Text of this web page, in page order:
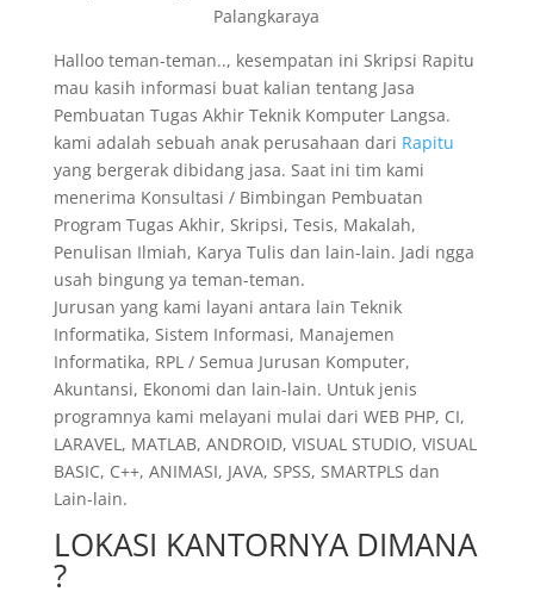
Halloo teman-teman.., kesempatan ini Skripsi Rapitu
mau kasih informasi buat kalian tentang Jasa
Pembuatan Tugas Akhir Teknik Komputer Langsa.
kami adalah sebuah anak perusahaan dari Rapitu
yang bergerak dibidang jasa. Saat ini tim kami
menerima Konsultasi / Bimbingan Pembuatan
Program Tugas Akhir, Skripsi, Tesis, Makalah,
Penulisan Ilmiah, Karya Tulis dan lain-lain. Jadi ngga
usah bingung ya teman-teman.
Jurusan yang kami layani antara lain Teknik
Informatika, Sistem Informasi, Manajemen
Informatika, RPL / Semua Jurusan Komputer,
Akuntansi, Ekonomi dan lain-lain. Untuk jenis
programnya kami melayani mulai dari WEB PHP, CI,
LARAVEL, MATLAB, ANDROID, VISUAL STUDIO, VISUAL
BASIC, C++, ANIMASI, JAVA, SPSS, SMARTPLS dan
Lain-lain.
LOKASI KANTORNYA DIMANA
?